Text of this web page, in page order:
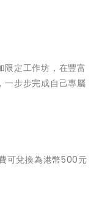
限定工作坊，在豐富
一步步完成自己專屬
可兌換為港幣500元